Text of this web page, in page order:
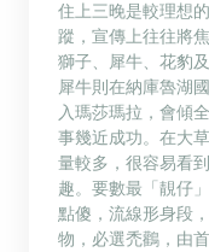
住上三晚是較理想
蹤，宣傳上往往將
獅子、犀牛、花豹
犀牛則在納庫魯湖
入瑪莎瑪拉，會傾
事幾近成功。在大
量較多，很容易看
趣。要數最「靚仔
點傻，流線形身段
物，必選禿鸛，由